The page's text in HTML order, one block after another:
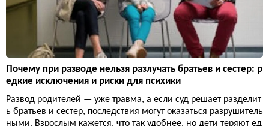
Почему при разводе нельзя разлучать братьев и сестер: р
едкие исключения и риски для психики
Развод родителей — уже травма, а если суд решает разделит
ь братьев и сестер, последствия могут оказаться разрушитель
ными. Взрослым кажется, что так удобнее, но дети теряют ед